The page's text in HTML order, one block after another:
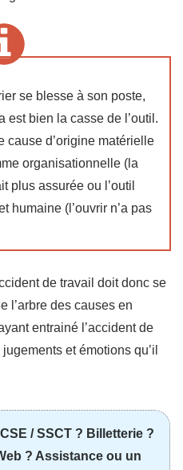
se blesse à son poste,
est bien la casse de l’outil.
cause d’origine matérielle
organisationnelle (la
plus assurée ou l’outil
humaine (l’ouvrir n’a pas
de travail doit donc se
l’arbre des causes en
entrainé l’accident de
et émotions qu’il
/ SSCT ? Billetterie ?
? Assistance ou un